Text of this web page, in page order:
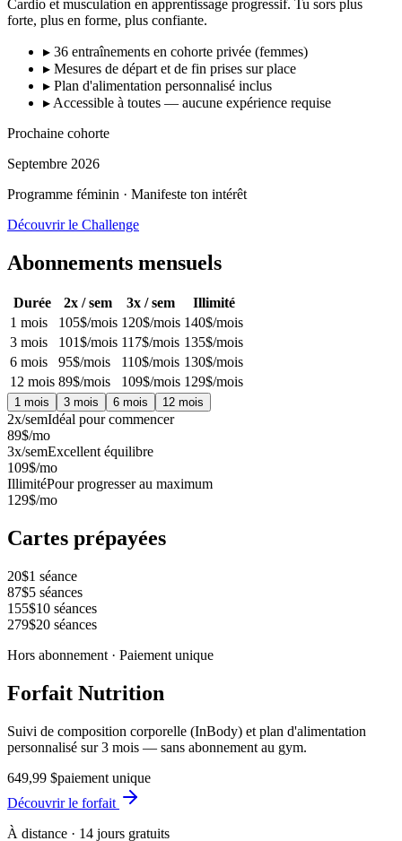
Cardio et musculation en apprentissage progressif. Tu sors plus
forte, plus en forme, plus confiante.
▸ 36 entraînements en cohorte privée (femmes)
▸ Mesures de départ et de fin prises sur place
▸ Plan d'alimentation personnalisé inclus
▸ Accessible à toutes — aucune expérience requise
Prochaine cohorte
Septembre 2026
Programme féminin · Manifeste ton intérêt
Découvrir le Challenge
Abonnements mensuels
Durée 2x / sem 3x / sem
Illimité
1 mois
105$/mois 120$/mois 140$/mois
3 mois
101$/mois 117$/mois 135$/mois
6 mois
95$/mois 110$/mois 130$/mois
12 mois 89$/mois 109$/mois 129$/mois
1 mois 3 mois 6 mois 12 mois
2x/semIdéal pour commencer
89$/mo
3x/semExcellent équilibre
109$/mo
IllimitéPour progresser au maximum
129$/mo
Cartes prépayées
20$1 séance
87$5 séances
155$10 séances
279$20 séances
Hors abonnement · Paiement unique
Forfait Nutrition
Suivi de composition corporelle (InBody) et plan d'alimentation
personnalisé sur 3 mois — sans abonnement au gym.
649,99 $paiement unique
Découvrir le forfait
À distance · 14 jours gratuits